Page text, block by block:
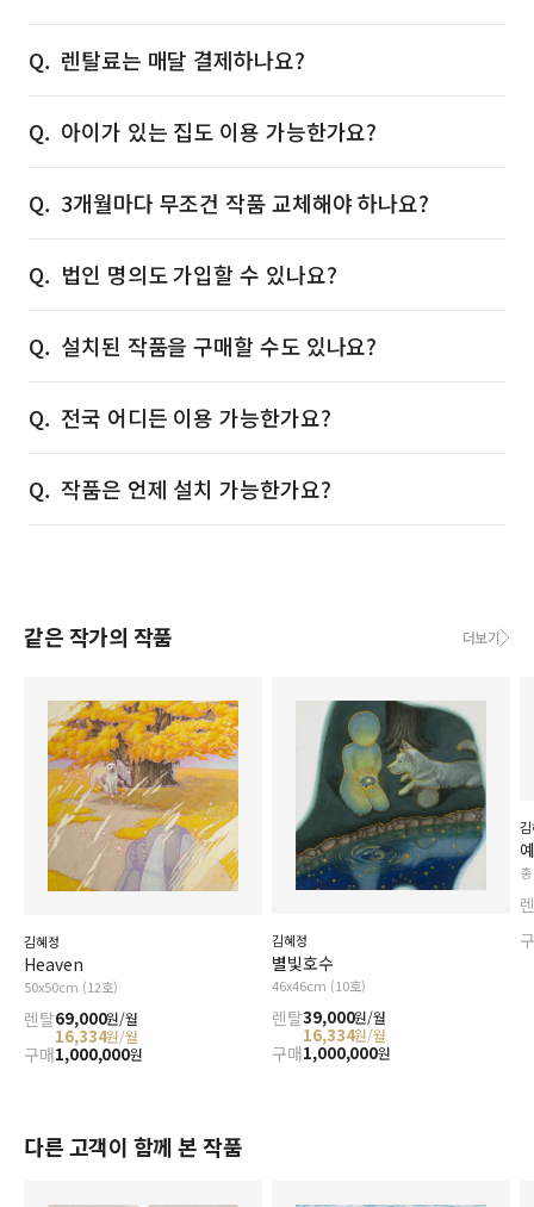
렌탈료는 매달 결제하나요?
아이가 있는 집도 이용 가능한가요?
3개월마다 무조건 작품 교체해야 하나요?
법인 명의도 가입할 수 있나요?
설치된 작품을 구매할 수도 있나요?
전국 어디든 이용 가능한가요?
작품은 언제 설치 가능한가요?
같은 작가의 작품 더보기
김혜정
Heaven
50x50cm (12호)
렌탈69,000원/월
16,334원/월
구매1,000,000원
김혜정
별빛호수
46x46cm (10호)
렌탈39,000원/월
16,334원/월
구매1,000,000원
다른 고객이 함께 본 작품